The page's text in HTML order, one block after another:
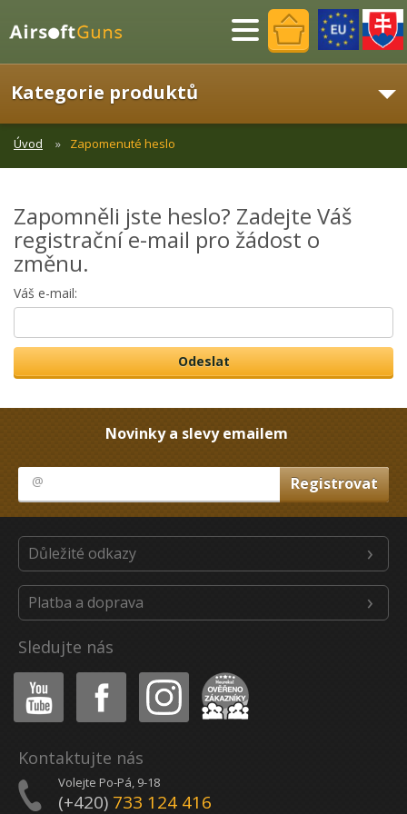
Menu
Kategorie produktů
Úvod Zapomenuté heslo
Zapomněli jste heslo? Zadejte Váš
registrační e-mail pro žádost o
změnu.
Váš e-mail:
Novinky a slevy emailem
Důležité odkazy
Platba a doprava
Sledujte nás
Youtube Facebook Instagram Heureka
Kontaktujte nás
Volejte Po-Pá, 9-18
(+420) 733 124 416